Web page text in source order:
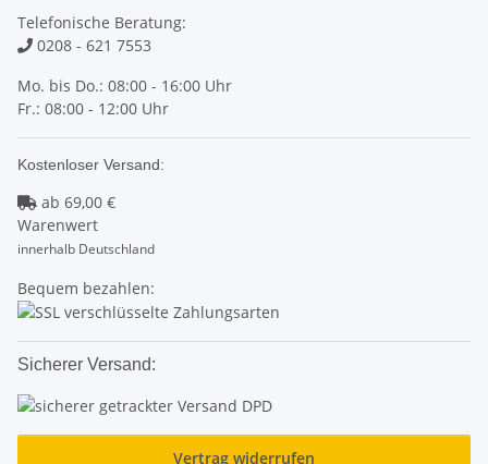
Telefonische Beratung:
0208 - 621 7553
Mo. bis Do.: 08:00 - 16:00 Uhr
Fr.: 08:00 - 12:00 Uhr
Kostenloser Versand:
ab 69,00 €
Warenwert
innerhalb Deutschland
Bequem bezahlen:
Sicherer Versand:
Vertrag widerrufen